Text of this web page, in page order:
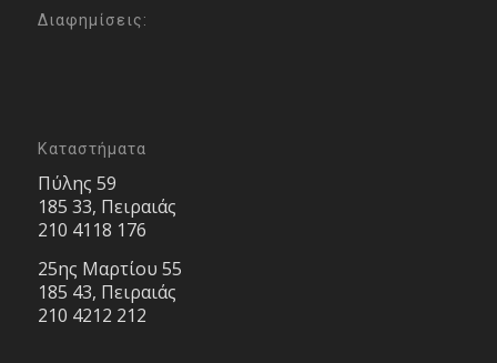
Διαφημίσεις:
Καταστήματα
Πύλης 59
185 33, Πειραιάς
210 4118 176
25ης Μαρτίου 55
185 43, Πειραιάς
210 4212 212